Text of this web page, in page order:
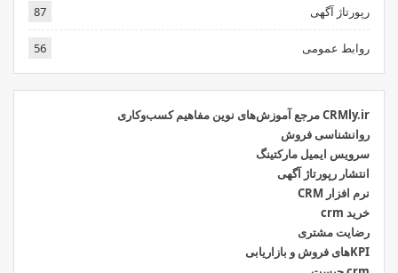
رپورتاژ آگهی 87
روابط عمومی 56
CRMly.ir مرجع آموزش‌های نوین مفاهیم کسب‌وکاری
روانشناسی فروش
سرویس ایمیل مارکتینگ
انتشار رپورتاژ آگهی
نرم افزار CRM
خرید crm
رضایت مشتری
KPIهای فروش و بازاریابی